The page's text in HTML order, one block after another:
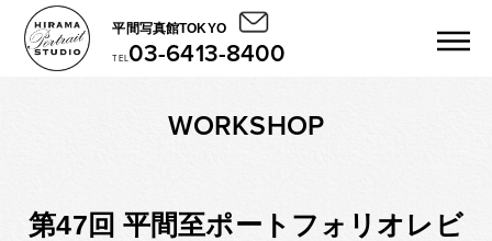
平間写真館TOKYO
TEL03-6413-8400
WORKSHOP
第47回 平間至ポートフォリオレビ